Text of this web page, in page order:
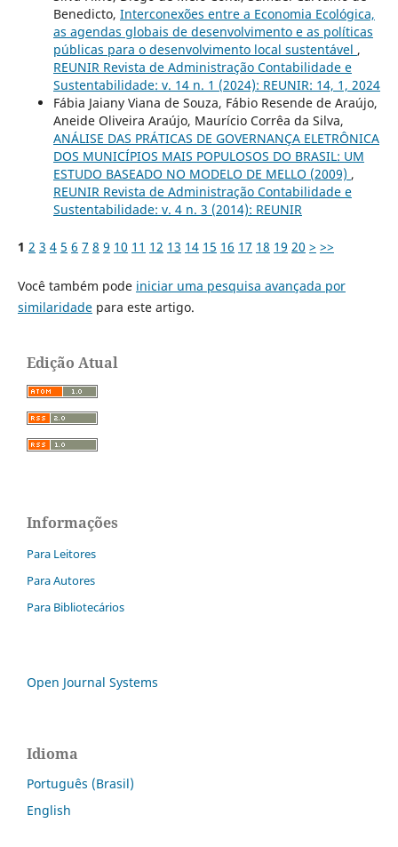
Benedicto, Interconexões entre a Economia Ecológica,
as agendas globais de desenvolvimento e as políticas
públicas para o desenvolvimento local sustentável ,
REUNIR Revista de Administração Contabilidade e
Sustentabilidade: v. 14 n. 1 (2024): REUNIR: 14, 1, 2024
Fábia Jaiany Viana de Souza, Fábio Resende de Araújo,
Aneide Oliveira Araújo, Maurício Corrêa da Silva,
ANÁLISE DAS PRÁTICAS DE GOVERNANÇA ELETRÔNICA
DOS MUNICÍPIOS MAIS POPULOSOS DO BRASIL: UM
ESTUDO BASEADO NO MODELO DE MELLO (2009) ,
REUNIR Revista de Administração Contabilidade e
Sustentabilidade: v. 4 n. 3 (2014): REUNIR
1 2 3 4 5 6 7 8 9 10 11 12 13 14 15 16 17 18 19 20 > >>
Você também pode iniciar uma pesquisa avançada por
similaridadepara este artigo.
Edição Atual
Informações
Para Leitores
Para Autores
Para Bibliotecários
Open Journal Systems
Idioma
Português (Brasil)
English